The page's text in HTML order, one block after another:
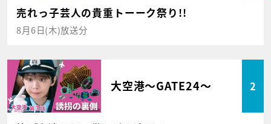
売れっ子芸人の貴重トーーク祭り!!
8月6日(木)放送分
大空港～GATE24～ 2